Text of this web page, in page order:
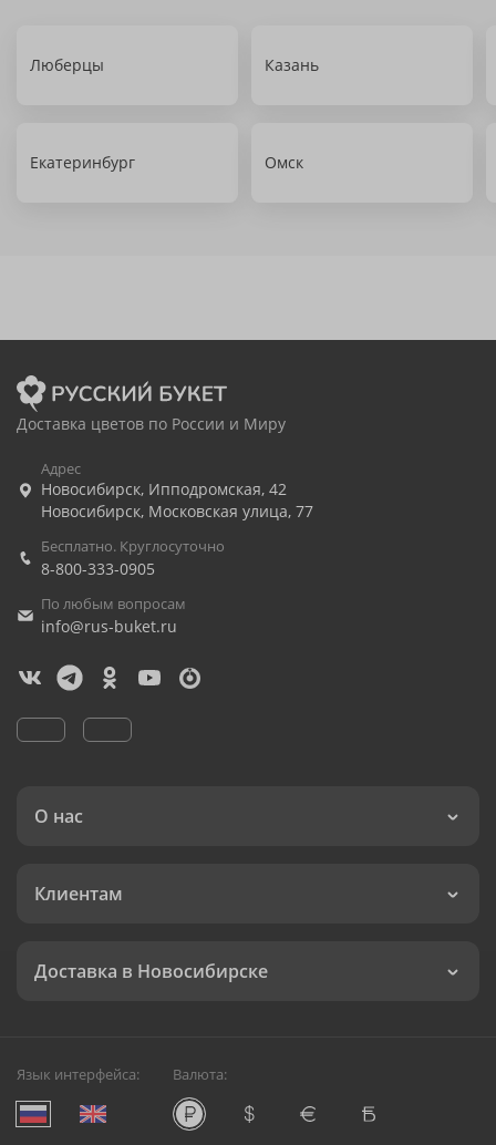
Люберцы Казань
Екатеринбург Омск
Доставка цветов по России и Миру
Адрес
Новосибирск, Ипподромская, 42
Новосибирск, Московская улица, 77
Бесплатно. Круглосуточно
8-800-333-0905
По любым вопросам
info@rus-buket.ru
О нас
Клиентам
Доставка в Новосибирске
Язык интерфейса: Валюта: